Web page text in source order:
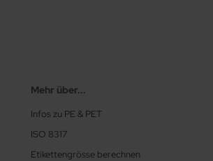
Mehr über...
Infos zu PE & PET
ISO 8317
Etikettengrösse berechnen